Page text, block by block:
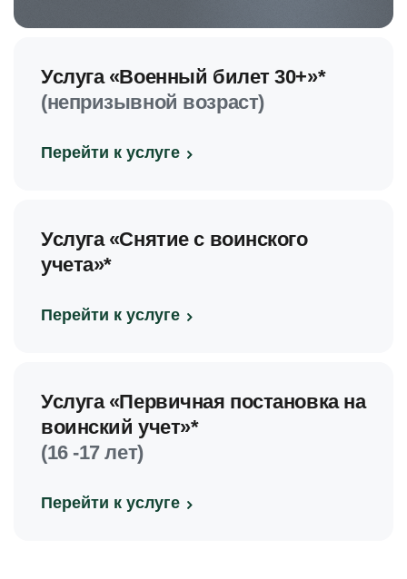
Услуга «Военный билет 30+»*
(непризывной возраст)
Перейти к услуге
Услуга «Снятие с воинского
учета»*
Перейти к услуге
Услуга «Первичная постановка на
воинский учет»*
(16 -17 лет)
Перейти к услуге